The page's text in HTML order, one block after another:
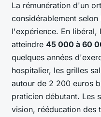
La rémunération d'un
considérablement
l'expérience. En libéral,
atteindre 45 000 à 60
quelques années
hospitalier, les grilles
autour de 2 200 euros
praticien débutant. Les
vision, rééducation des